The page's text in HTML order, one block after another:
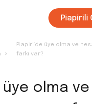
Piapirili
Piapiri’de üye olma ve
farkı var?
üye olma ve